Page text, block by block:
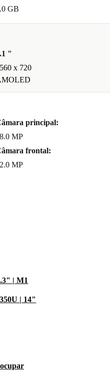
GB
"
x 720
principal:
MP
frontal:
MP
| M1
| 14"